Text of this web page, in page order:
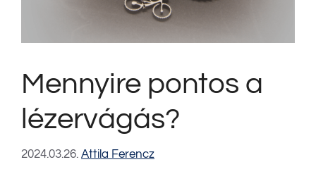
Mennyire pontos a
lézervágás?
2024.03.26. Attila Ferencz